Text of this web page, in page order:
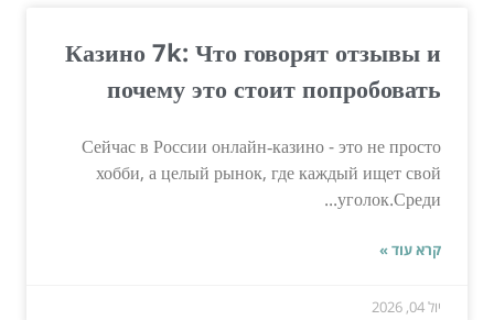
Казино 7k: Что говорят отзывы и
почему это стоит попробовать
Сейчас в России онлайн‑казино - это не просто
хобби, а целый рынок, где каждый ищет свой
уголок.Среди...
קרא עוד »
יול 04, 2026